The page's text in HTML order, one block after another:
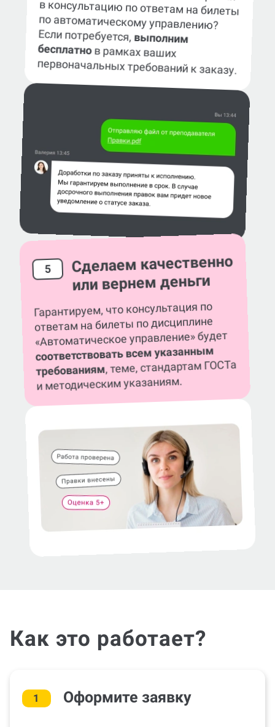
по автоматическому управлению?
Если потребуется, выполним
бесплатнов рамках ваших
первоначальных требований к заказу.
5 Сделаем качественно
или вернем деньги
Гарантируем, что консультация по
ответам на билеты по дисциплине
«Автоматическое управление» будет
соответствовать всем указанным
требованиям, теме, стандартам ГОСТа
и методическим указаниям.
Как это работает?
1 Оформите заявку